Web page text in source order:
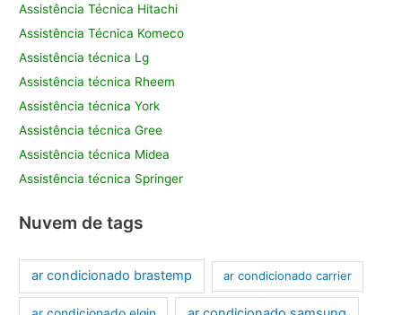
Assistência Técnica Hitachi
Assistência Técnica Komeco
Assistência técnica Lg
Assistência técnica Rheem
Assistência técnica York
Assistência técnica Gree
Assistência técnica Midea
Assistência técnica Springer
Nuvem de tags
ar condicionado brastemp ar condicionado carrier